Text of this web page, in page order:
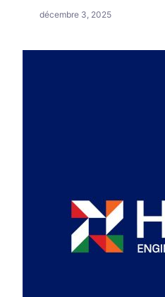
décembre 3, 2025